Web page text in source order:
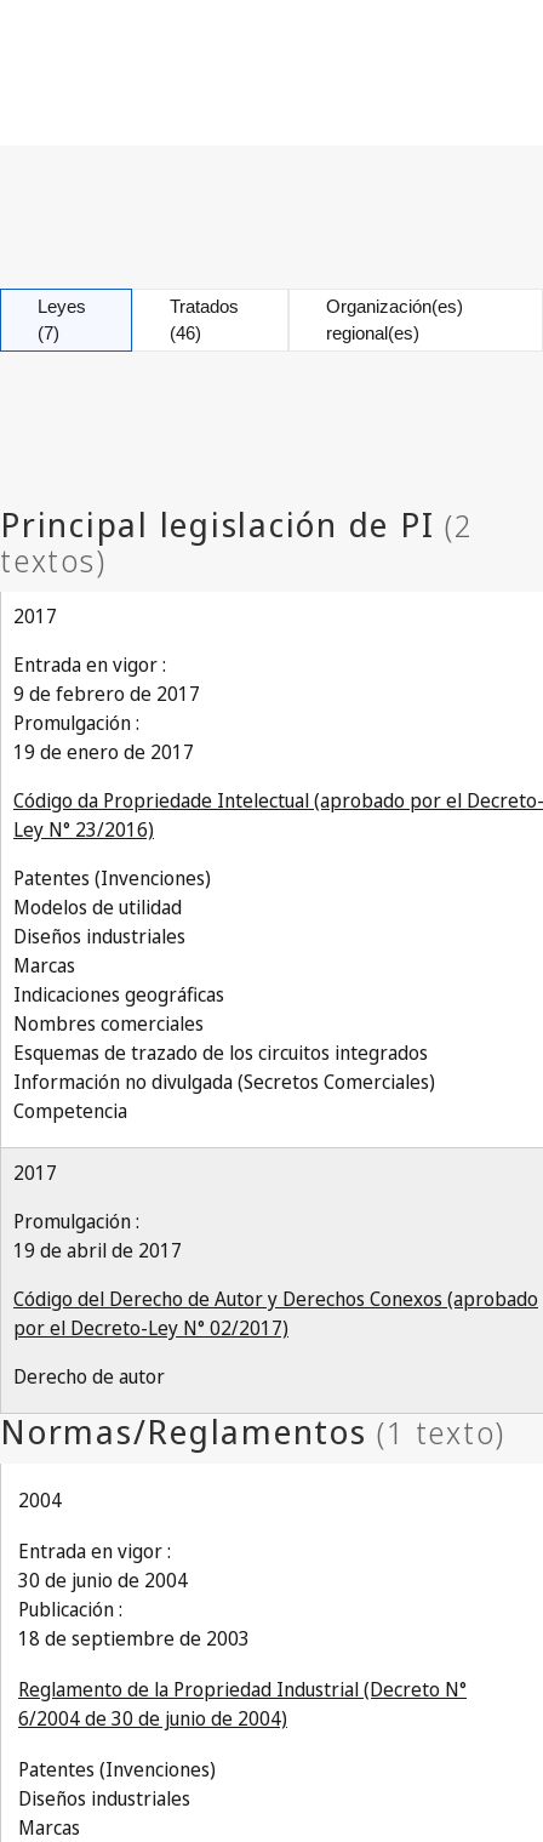
Leyes
(7)
Tratados
(46)
Organización(es)
regional(es)
2017
Entrada en vigor :
9 de febrero de 2017
Promulgación :
19 de enero de 2017
Código da Propriedade Intelectual (aprobado por el Decreto-
Ley N° 23/2016)
Patentes (Invenciones)
Modelos de utilidad
Diseños industriales
Marcas
Indicaciones geográficas
Nombres comerciales
Esquemas de trazado de los circuitos integrados
Información no divulgada (Secretos Comerciales)
Competencia
2017
Promulgación :
19 de abril de 2017
Código del Derecho de Autor y Derechos Conexos (aprobado
por el Decreto-Ley N° 02/2017)
Derecho de autor
2004
Entrada en vigor :
30 de junio de 2004
Publicación :
18 de septiembre de 2003
Reglamento de la Propriedad Industrial (Decreto N°
6/2004 de 30 de junio de 2004)
Patentes (Invenciones)
Diseños industriales
Marcas